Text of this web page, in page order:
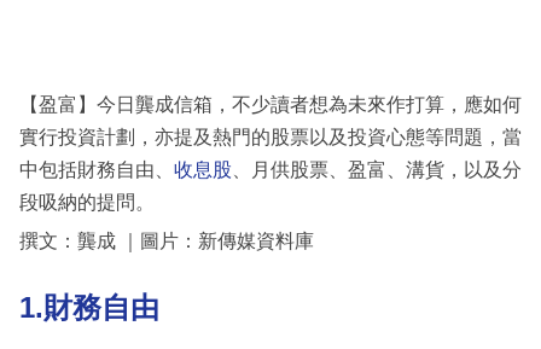
區
【盈富】今日龔成信箱，不少讀者想為未來作打算，應如何
實行投資計劃，亦提及熱門的股票以及投資心態等問題，當
中包括財務自由、 收息股 、月供股票、盈富、溝貨，以及分
段吸納的提問。
撰文：龔成 ｜圖片：新傳媒資料庫
1.財務自由